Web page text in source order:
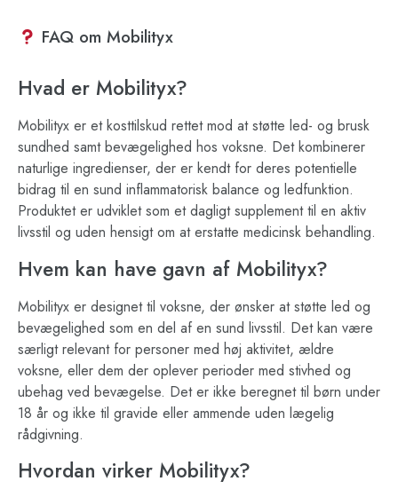
FAQ om Mobilityx
Hvad er Mobilityx?
Mobilityx er et kosttilskud rettet mod at støtte led- og brusk
sundhed samt bevægelighed hos voksne. Det kombinerer
naturlige ingredienser, der er kendt for deres potentielle
bidrag til en sund inflammatorisk balance og ledfunktion.
Produktet er udviklet som et dagligt supplement til en aktiv
livsstil og uden hensigt om at erstatte medicinsk behandling.
Hvem kan have gavn af Mobilityx?
Mobilityx er designet til voksne, der ønsker at støtte led og
bevægelighed som en del af en sund livsstil. Det kan være
særligt relevant for personer med høj aktivitet, ældre
voksne, eller dem der oplever perioder med stivhed og
ubehag ved bevægelse. Det er ikke beregnet til børn under
18 år og ikke til gravide eller ammende uden lægelig
rådgivning.
Hvordan virker Mobilityx?